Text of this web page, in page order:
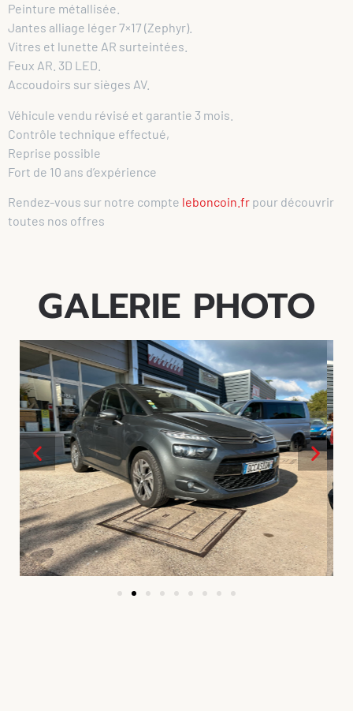
Peinture métallisée.
Jantes alliage léger 7×17 (Zephyr).
Vitres et lunette AR surteintées.
Feux AR. 3D LED.
Accoudoirs sur sièges AV.
Véhicule vendu révisé et garantie 3 mois.
Contrôle technique effectué,
Reprise possible
Fort de 10 ans d’expérience
Rendez-vous sur notre compte leboncoin.fr pour découvrir
toutes nos offres
GALERIE PHOTO